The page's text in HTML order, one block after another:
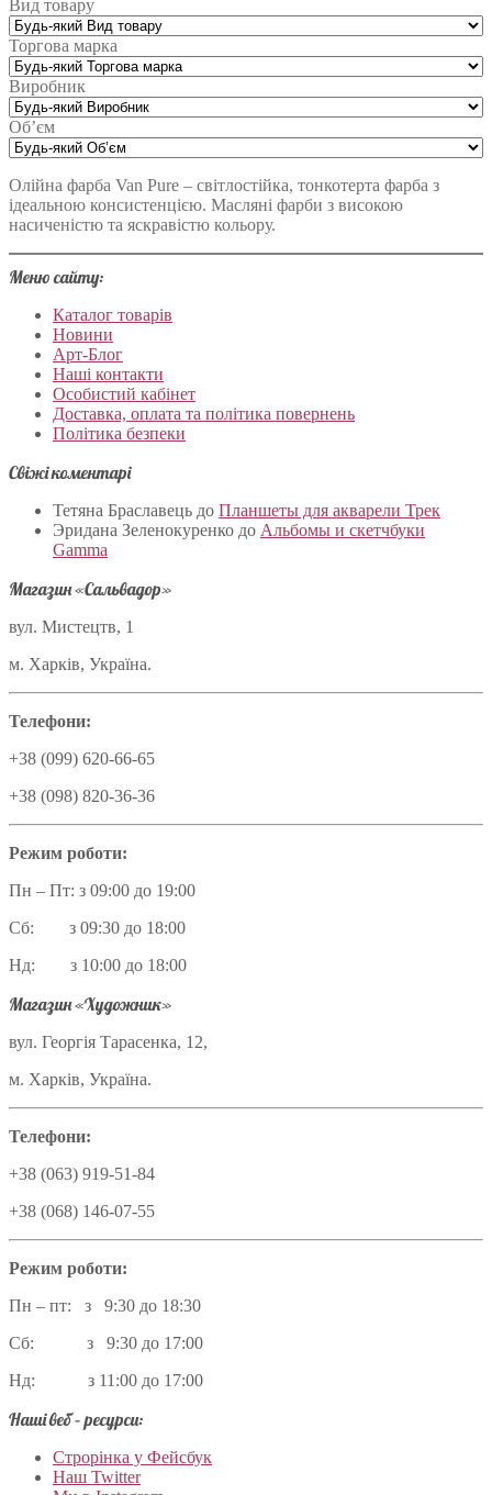
Вид товару
Торгова марка
Виробник
Об’єм
Олійна фарба Van Pure – світлостійка, тонкотерта фарба з
ідеальною консистенцією. Масляні фарби з високою
насиченістю та яскравістю кольору.
Меню сайту:
Каталог товарів
Новини
Арт-Блог
Наші контакти
Особистий кабінет
Доставка, оплата та політика повернень
Політика безпеки
Свіжі коментарі
Тетяна Браславець до Планшеты для акварели Трек
Эридана Зеленокуренко до Альбомы и скетчбуки
Gamma
Магазин «Сальвадор»
вул. Мистецтв, 1
м. Харків, Україна.
Телефони:
+38 (099) 620-66-65
+38 (098) 820-36-36
Режим роботи:
Пн – Пт: з 09:00 до 19:00
Сб: з 09:30 до 18:00
Нд: з 10:00 до 18:00
Магазин «Художник»
вул. Георгія Тарасенка, 12,
м. Харків, Україна.
Телефони:
+38 (063) 919-51-84
+38 (068) 146-07-55
Режим роботи:
Пн – пт: з 9:30 до 18:30
Сб: з 9:30 до 17:00
Нд: з 11:00 до 17:00
Наші веб – ресурси:
Строрінка у Фейсбук
Наш Twitter